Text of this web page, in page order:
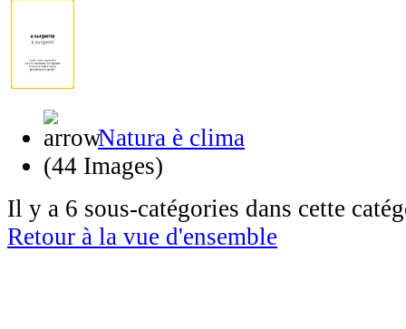
Natura è clima
(44 Images)
Il y a 6 sous-catégories dans cette
Retour à la vue d'ensemble